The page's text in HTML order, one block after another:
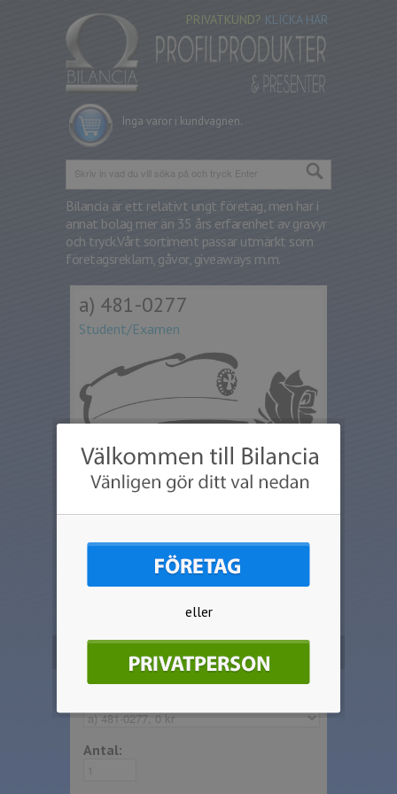
Inga varor i kundvagnen.
PRIVATKUND? KLICKA HÄR
Bilancia är ett relativt ungt företag, men har i
annat bolag mer än 35 års erfarenhet av gravyr
och tryck.Vårt sortiment passar utmärkt som
företagsreklam, gåvor, giveaways m.m.
a) 481-0277
Student/Examen
Beställ produkten
Antal:
eller